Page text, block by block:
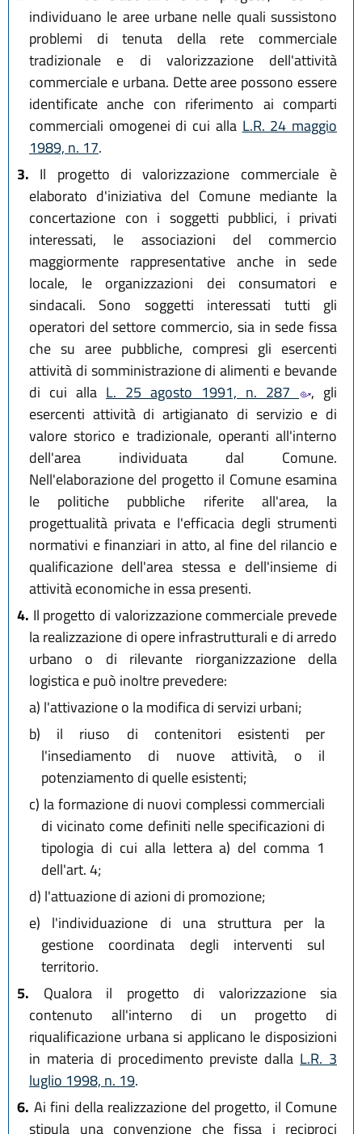
individuano le aree urbane nelle quali sussistono
problemi di tenuta della rete commerciale
tradizionale e di valorizzazione dell'attività
commerciale e urbana. Dette aree possono essere
identificate anche con riferimento ai comparti
commerciali omogenei di cui alla L.R. 24 maggio
1989, n. 17.
3. Il progetto di valorizzazione commerciale è
elaborato d'iniziativa del Comune mediante la
concertazione con i soggetti pubblici, i privati
interessati, le associazioni del commercio
maggiormente rappresentative anche in sede
locale, le organizzazioni dei consumatori e
sindacali. Sono soggetti interessati tutti gli
operatori del settore commercio, sia in sede fissa
che su aree pubbliche, compresi gli esercenti
attività di somministrazione di alimenti e bevande
di cui alla L. 25 agosto 1991, n. 287
, gli
esercenti attività di artigianato di servizio e di
valore storico e tradizionale, operanti all'interno
dell'area individuata dal Comune.
Nell'elaborazione del progetto il Comune esamina
le politiche pubbliche riferite all'area, la
progettualità privata e l'efficacia degli strumenti
normativi e finanziari in atto, al fine del rilancio e
qualificazione dell'area stessa e dell'insieme di
attività economiche in essa presenti.
4. Il progetto di valorizzazione commerciale prevede
la realizzazione di opere infrastrutturali e di arredo
urbano o di rilevante riorganizzazione della
logistica e può inoltre prevedere:
a) l'attivazione o la modifica di servizi urbani;
b) il riuso di contenitori esistenti per
l'insediamento di nuove attività, o il
potenziamento di quelle esistenti;
c) la formazione di nuovi complessi commerciali
di vicinato come definiti nelle specificazioni di
tipologia di cui alla lettera a) del comma 1
dell'art. 4;
d) l'attuazione di azioni di promozione;
e) l'individuazione di una struttura per la
gestione coordinata degli interventi sul
territorio.
5. Qualora il progetto di valorizzazione sia
contenuto all'interno di un progetto di
riqualificazione urbana si applicano le disposizioni
in materia di procedimento previste dalla L.R. 3
luglio 1998, n. 19.
6. Ai fini della realizzazione del progetto, il Comune
stipula una convenzione che fissa i reciproci